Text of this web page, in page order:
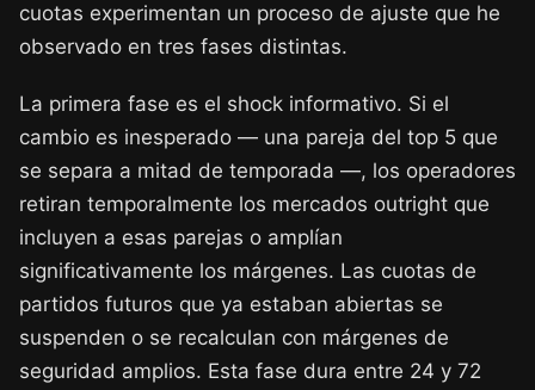
cuotas experimentan un proceso de ajuste que he
observado en tres fases distintas.
La primera fase es el shock informativo. Si el
cambio es inesperado — una pareja del top 5 que
se separa a mitad de temporada —, los operadores
retiran temporalmente los mercados outright que
incluyen a esas parejas o amplían
significativamente los márgenes. Las cuotas de
partidos futuros que ya estaban abiertas se
suspenden o se recalculan con márgenes de
seguridad amplios. Esta fase dura entre 24 y 72